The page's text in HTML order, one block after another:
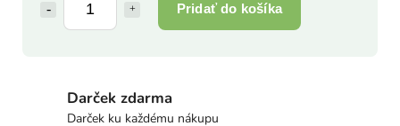
Pridať do košíka
Darček zdarma
Darček ku každému nákupu